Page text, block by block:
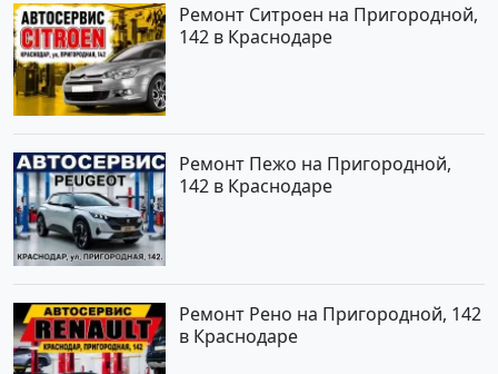
Ремонт Ситроен на Пригородной,
142 в Краснодаре
Ремонт Пежо на Пригородной,
142 в Краснодаре
Ремонт Рено на Пригородной, 142
в Краснодаре